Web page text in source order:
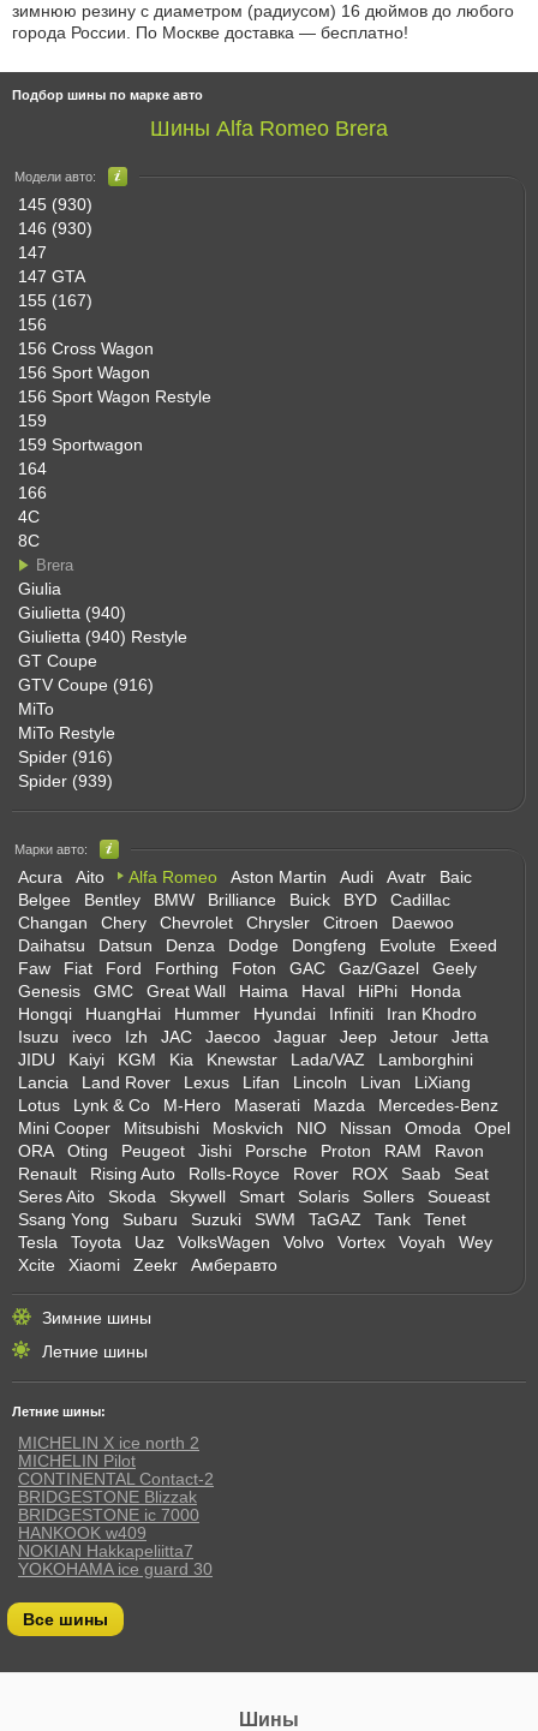
Подбор шины по марке авто
Шины Alfa Romeo Brera
Модели авто:
145 (930)
146 (930)
147
147 GTA
155 (167)
156
156 Cross Wagon
156 Sport Wagon
156 Sport Wagon Restyle
159
159 Sportwagon
164
166
4C
8C
Brera
Giulia
Giulietta (940)
Giulietta (940) Restyle
GT Coupe
GTV Coupe (916)
MiTo
MiTo Restyle
Spider (916)
Spider (939)
Марки авто:
Acura Aito Alfa Romeo Aston Martin Audi Avatr
Baic
Belgee
Bentley BMW Brilliance Buick BYD
Cadillac
Changan
Chery Chevrolet Chrysler Citroen
Daewoo
Daihatsu
Datsun Denza Dodge Dongfeng Evolute
Exeed
Faw
Fiat Ford Forthing Foton GAC Gaz/Gazel
Geely
Genesis
GMC Great Wall Haima Haval HiPhi
Honda
Hongqi
HuangHai Hummer Hyundai Infiniti
Iran Khodro
Isuzu
iveco Izh JAC Jaecoo Jaguar Jeep Jetour
Jetta
JIDU
Kaiyi KGM Kia Knewstar Lada/VAZ
Lamborghini
Lancia
Land Rover Lexus Lifan Lincoln Livan
LiXiang
Lotus
Lynk & Co M-Hero Maserati Mazda
Mercedes-Benz
Mini Cooper
Mitsubishi Moskvich NIO Nissan Omoda
Opel
ORA
Oting Peugeot Jishi Porsche Proton RAM
Ravon
Renault
Rising Auto Rolls-Royce Rover ROX Saab
Seat
Seres Aito
Skoda Skywell Smart Solaris Sollers
Soueast
Ssang Yong
Subaru Suzuki SWM TaGAZ Tank
Tenet
Tesla
Toyota Uaz VolksWagen Volvo Vortex Voyah
Wey
Xcite
Xiaomi Zeekr Амберавто
Зимние шины
Летние шины
Летние шины:
MICHELIN X ice north 2
MICHELIN Pilot
CONTINENTAL Contact-2
BRIDGESTONE Blizzak
BRIDGESTONE ic 7000
HANKOOK w409
NOKIAN Hakkapeliitta7
YOKOHAMA ice guard 30
Все шины
зимнюю резину с диаметром (радиусом) 16 дюймов до любого
города России. По Москве доставка — бесплатно!
Шины